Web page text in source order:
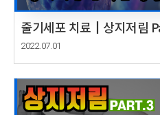
줄기세포 치료┃상지저림
돕는 줄기세포 시술
upper limb Part.4
2022.07.01